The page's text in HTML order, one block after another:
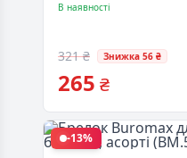
В наявності
321 ₴ Знижка 56 ₴
265 ₴
-13%